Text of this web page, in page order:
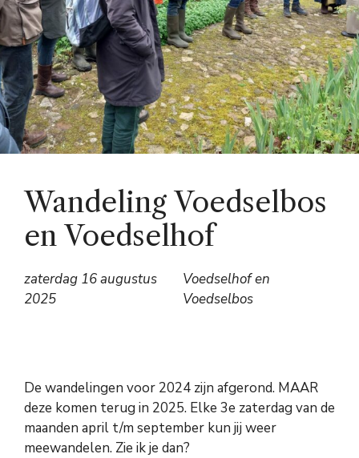
Wandeling Voedselbos
en Voedselhof
zaterdag 16 augustus
2025
Voedselhof en
Voedselbos
De wandelingen voor 2024 zijn afgerond. MAAR
deze komen terug in 2025. Elke 3e zaterdag van de
maanden april t/m september kun jij weer
meewandelen. Zie ik je dan?